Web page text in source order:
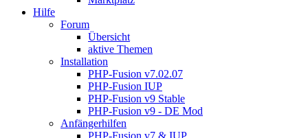
Hilfe
Forum
Übersicht
aktive Themen
Installation
PHP-Fusion v7.02.07
PHP-Fusion IUP
PHP-Fusion v9 Stable
PHP-Fusion v9 - DE Mod
Anfängerhilfen